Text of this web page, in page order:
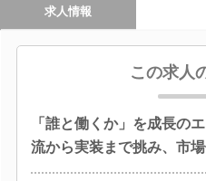
求人情報
この求人
「誰と働くか」を成長の
流から実装まで挑み、市